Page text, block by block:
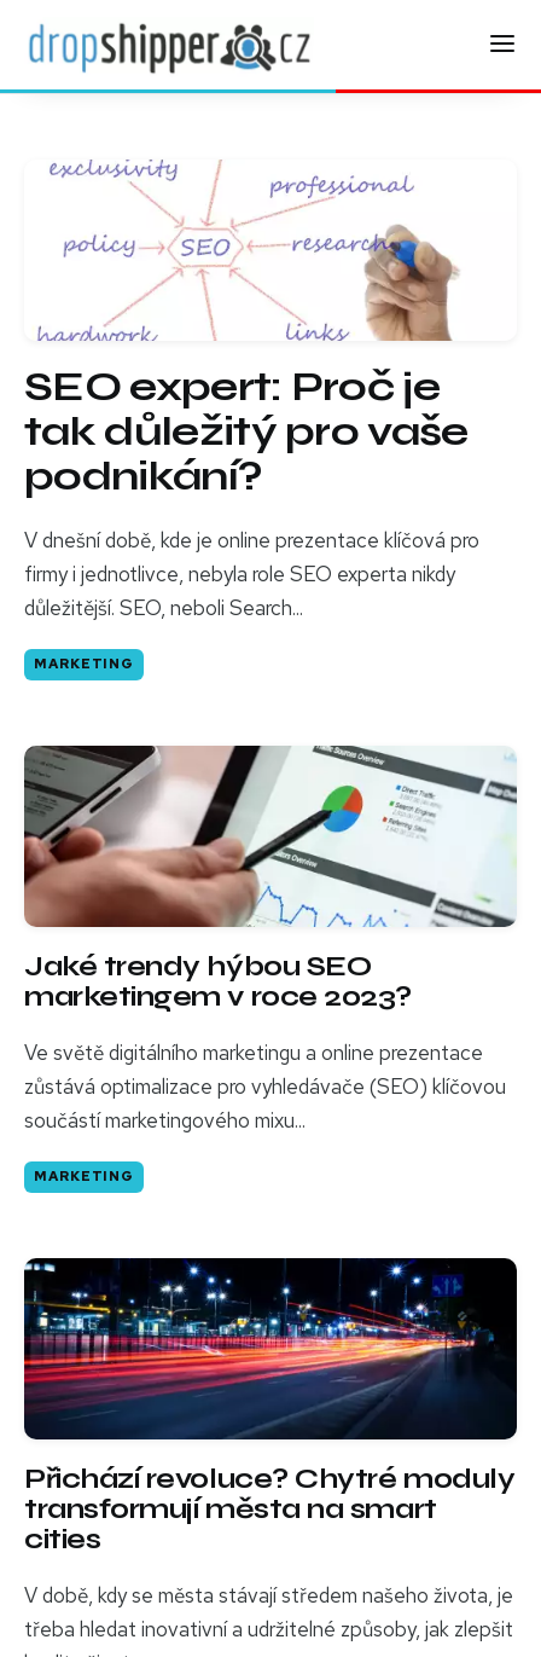
SEO expert: Proč je
tak důležitý pro vaše
podnikání?
V dnešní době, kde je online prezentace klíčová pro
firmy i jednotlivce, nebyla role SEO experta nikdy
důležitější. SEO, neboli Search...
MARKETING
Jaké trendy hýbou SEO
marketingem v roce 2023?
Ve světě digitálního marketingu a online prezentace
zůstává optimalizace pro vyhledávače (SEO) klíčovou
součástí marketingového mixu...
MARKETING
Přichází revoluce? Chytré moduly
transformují města na smart
cities
V době, kdy se města stávají středem našeho života, je
třeba hledat inovativní a udržitelné způsoby, jak zlepšit